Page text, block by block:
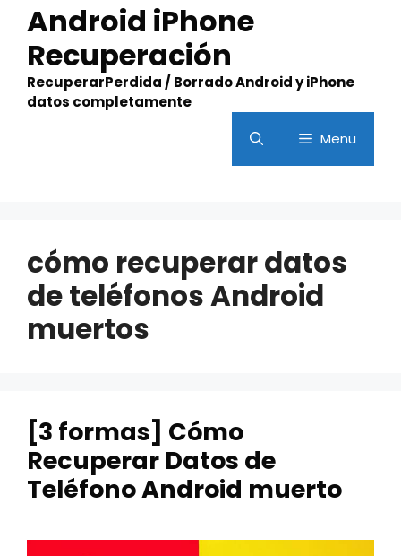
content
Android iPhone
Recuperación
RecuperarPerdida / Borrado Android y iPhone
datos completamente
Menu
cómo recuperar datos
de teléfonos Android
muertos
[3 formas] Cómo
Recuperar Datos de
Teléfono Android muerto